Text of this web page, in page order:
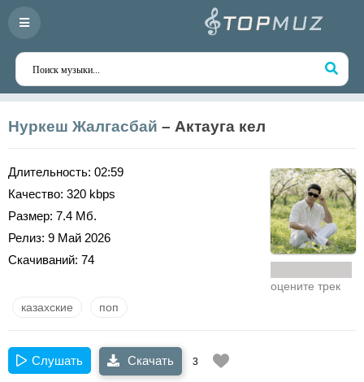
Нуркеш Жалгасбай – Актауга кел
Длительность: 02:59
Качество: 320 kbps
Размер: 7.4 Мб.
Релиз: 9 Май 2026
Скачиваний: 74
оцените трек
казахские поп
Слушать Скачать 3